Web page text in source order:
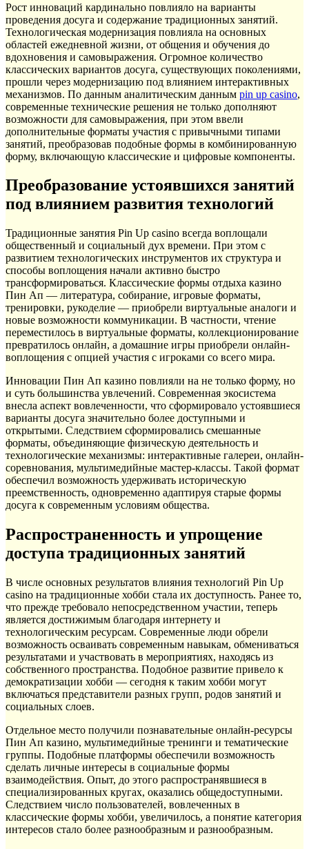
Рост инноваций кардинально повлияло на варианты
проведения досуга и содержание традиционных занятий.
Технологическая модернизация повлияла на основных
областей ежедневной жизни, от общения и обучения до
вдохновения и самовыражения. Огромное количество
классических вариантов досуга, существующих поколениями,
прошли через модернизацию под влиянием интерактивных
механизмов. По данным аналитическим данным pin up casino,
современные технические решения не только дополняют
возможности для самовыражения, при этом ввели
дополнительные форматы участия с привычными типами
занятий, преобразовав подобные формы в комбинированную
форму, включающую классические и цифровые компоненты.
Преобразование устоявшихся занятий
под влиянием развития технологий
Традиционные занятия Pin Up casino всегда воплощали
общественный и социальный дух времени. При этом с
развитием технологических инструментов их структура и
способы воплощения начали активно быстро
трансформироваться. Классические формы отдыха казино
Пин Ап — литература, собирание, игровые форматы,
тренировки, рукоделие — приобрели виртуальные аналоги и
новые возможности коммуникации. В частности, чтение
переместилось в виртуальные форматы, коллекционирование
превратилось онлайн, а домашние игры приобрели онлайн-
воплощения с опцией участия с игроками со всего мира.
Инновации Пин Ап казино повлияли на не только форму, но
и суть большинства увлечений. Современная экосистема
внесла аспект вовлеченности, что сформировало устоявшиеся
варианты досуга значительно более доступными и
открытыми. Следствием сформировались смешанные
форматы, объединяющие физическую деятельность и
технологические механизмы: интерактивные галереи, онлайн-
соревнования, мультимедийные мастер-классы. Такой формат
обеспечил возможность удерживать историческую
преемственность, одновременно адаптируя старые формы
досуга к современным условиям общества.
Распространенность и упрощение
доступа традиционных занятий
В числе основных результатов влияния технологий Pin Up
casino на традиционные хобби стала их доступность. Ранее то,
что прежде требовало непосредственном участии, теперь
является достижимым благодаря интернету и
технологическим ресурсам. Современные люди обрели
возможность осваивать современным навыкам, обмениваться
результатами и участвовать в мероприятиях, находясь из
собственного пространства. Подобное развитие привело к
демократизации хобби — сегодня к таким хобби могут
включаться представители разных групп, родов занятий и
социальных слоев.
Отдельное место получили познавательные онлайн-ресурсы
Пин Ап казино, мультимедийные тренинги и тематические
группы. Подобные платформы обеспечили возможность
сделать личные интересы в социальные формы
взаимодействия. Опыт, до этого распространявшиеся в
специализированных кругах, оказались общедоступными.
Следствием число пользователей, вовлеченных в
классические формы хобби, увеличилось, а понятие категория
интересов стало более разнообразным и разнообразным.